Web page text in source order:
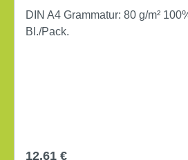
DIN A4 Grammatur: 80 g/m² 100% Altpapier 500
Bl./Pack.
Regulärer Preis:
12,61 €